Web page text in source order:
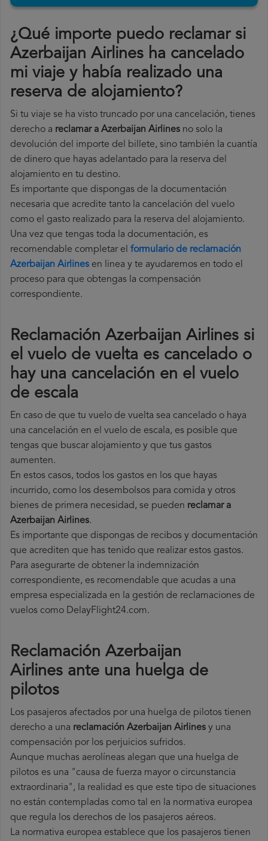
¿Qué importe puedo reclamar si
Azerbaijan Airlines ha cancelado
mi viaje y había realizado una
reserva de alojamiento?
Si tu viaje se ha visto truncado por una cancelación, tienes
derecho a reclamar a Azerbaijan Airlines no solo la
devolución del importe del billete, sino también la cuantía
de dinero que hayas adelantado para la reserva del
alojamiento en tu destino.
Es importante que dispongas de la documentación
necesaria que acredite tanto la cancelación del vuelo
como el gasto realizado para la reserva del alojamiento.
Una vez que tengas toda la documentación, es
recomendable completar el formulario de reclamación
Azerbaijan Airlines en linea y te ayudaremos en todo el
proceso para que obtengas la compensación
correspondiente.
Reclamación Azerbaijan Airlines si
el vuelo de vuelta es cancelado o
hay una cancelación en el vuelo
de escala
En caso de que tu vuelo de vuelta sea cancelado o haya
una cancelación en el vuelo de escala, es posible que
tengas que buscar alojamiento y que tus gastos
aumenten.
En estos casos, todos los gastos en los que hayas
incurrido, como los desembolsos para comida y otros
bienes de primera necesidad, se pueden reclamar a
Azerbaijan Airlines.
Es importante que dispongas de recibos y documentación
que acrediten que has tenido que realizar estos gastos.
Para asegurarte de obtener la indemnización
correspondiente, es recomendable que acudas a una
empresa especializada en la gestión de reclamaciones de
vuelos como DelayFlight24.com.
Reclamación Azerbaijan
Airlines ante una huelga de
pilotos
Los pasajeros afectados por una huelga de pilotos tienen
derecho a una reclamación Azerbaijan Airlines y una
compensación por los perjuicios sufridos.
Aunque muchas aerolíneas alegan que una huelga de
pilotos es una "causa de fuerza mayor o circunstancia
extraordinaria", la realidad es que este tipo de situaciones
no están contempladas como tal en la normativa europea
que regula los derechos de los pasajeros aéreos.
La normativa europea establece que los pasajeros tienen